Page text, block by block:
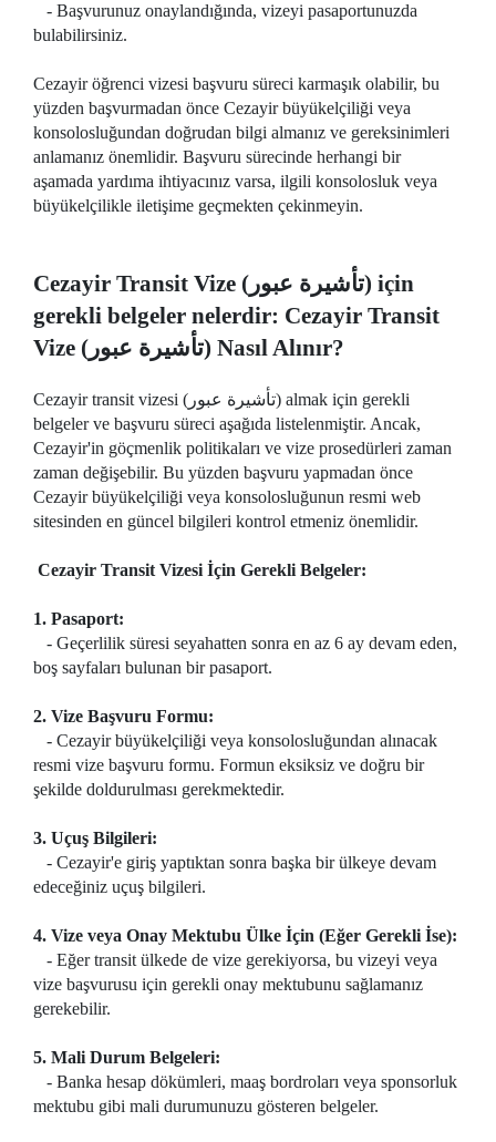
- Başvurunuz onaylandığında, vizeyi pasaportunuzda
bulabilirsiniz.
Cezayir öğrenci vizesi başvuru süreci karmaşık olabilir, bu
yüzden başvurmadan önce Cezayir büyükelçiliği veya
konsolosluğundan doğrudan bilgi almanız ve gereksinimleri
anlamanız önemlidir. Başvuru sürecinde herhangi bir
aşamada yardıma ihtiyacınız varsa, ilgili konsolosluk veya
büyükelçilikle iletişime geçmekten çekinmeyin.
Cezayir Transit Vize (تأشيرة عبور) için
gerekli belgeler nelerdir: Cezayir Transit
Vize (تأشيرة عبور) Nasıl Alınır?
Cezayir transit vizesi (تأشيرة عبور) almak için gerekli
belgeler ve başvuru süreci aşağıda listelenmiştir. Ancak,
Cezayir'in göçmenlik politikaları ve vize prosedürleri zaman
zaman değişebilir. Bu yüzden başvuru yapmadan önce
Cezayir büyükelçiliği veya konsolosluğunun resmi web
sitesinden en güncel bilgileri kontrol etmeniz önemlidir.
Cezayir Transit Vizesi İçin Gerekli Belgeler:
1. Pasaport:
- Geçerlilik süresi seyahatten sonra en az 6 ay devam eden,
boş sayfaları bulunan bir pasaport.
2. Vize Başvuru Formu:
- Cezayir büyükelçiliği veya konsolosluğundan alınacak
resmi vize başvuru formu. Formun eksiksiz ve doğru bir
şekilde doldurulması gerekmektedir.
3. Uçuş Bilgileri:
- Cezayir'e giriş yaptıktan sonra başka bir ülkeye devam
edeceğiniz uçuş bilgileri.
4. Vize veya Onay Mektubu Ülke İçin (Eğer Gerekli İse):
- Eğer transit ülkede de vize gerekiyorsa, bu vizeyi veya
vize başvurusu için gerekli onay mektubunu sağlamanız
gerekebilir.
5. Mali Durum Belgeleri:
- Banka hesap dökümleri, maaş bordroları veya sponsorluk
mektubu gibi mali durumunuzu gösteren belgeler.